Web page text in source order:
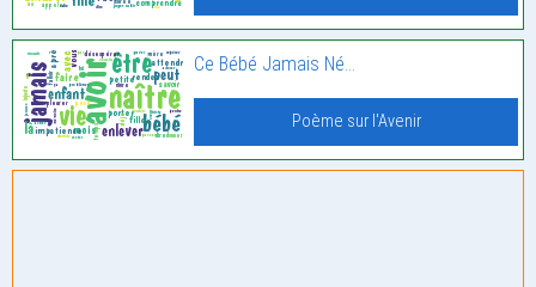
Ce Bébé Jamais Né…
Poème sur l'Avenir